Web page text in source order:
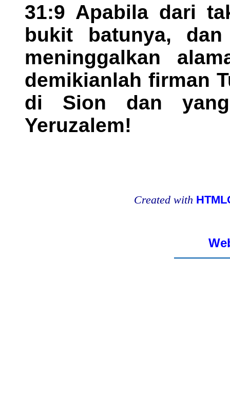
31:9 Apabila dari
bukit batunya, dan
meninggalkan
demikianlah firman
di Sion dan
Yeruzalem!
Created with